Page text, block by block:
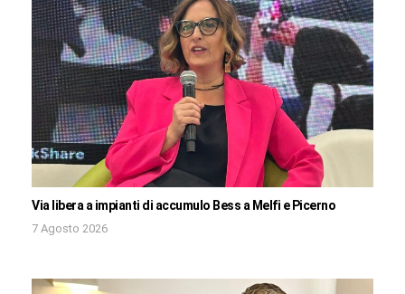
Via libera a impianti di accumulo Bess a Melfi e Picerno
7 Agosto 2026